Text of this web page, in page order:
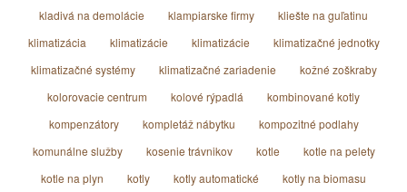
kladivá na demolácie
klampiarske firmy
kliešte na guľatinu
klimatizácia
klimatizácie klimatizácie
klimatizačné jednotky
klimatizačné systémy
klimatizačné zariadenie
kožné zoškraby
kolorovacie centrum
kolové rýpadlá
kombinované kotly
kompenzátory
kompletáž nábytku
kompozitné podlahy
komunálne služby
kosenie trávnikov kotle
kotle na pelety
kotle na plyn
kotly kotly automatické
kotly na biomasu